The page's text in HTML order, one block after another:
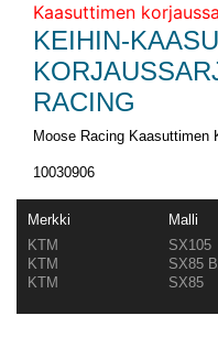
Kaasuttimen
KEIHIN-
RACING
Moose Racing Kaasuttimen
10030906
Merkki Malli
KTM
SX105
KTM
SX85
KTM
SX85